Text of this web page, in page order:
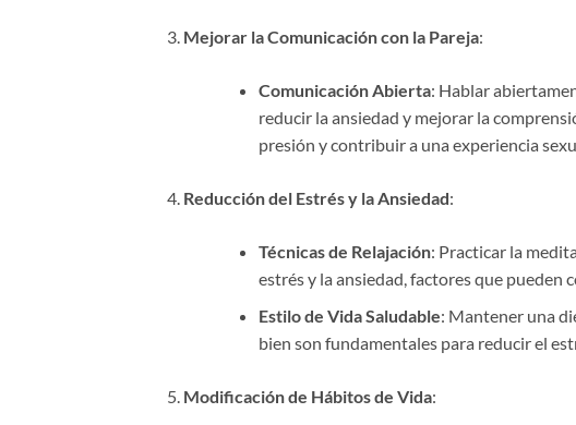
Mejorar la Comunicación con la Pareja:
Comunicación Abierta: Hablar
reducir la ansiedad y mejorar la
presión y contribuir a una experiencia
Reducción del Estrés y la Ansiedad:
Técnicas de Relajación: Practicar la
estrés y la ansiedad, factores que pueden
Estilo de Vida Saludable: Mantener una
bien son fundamentales para reducir el
Modificación de Hábitos de Vida: